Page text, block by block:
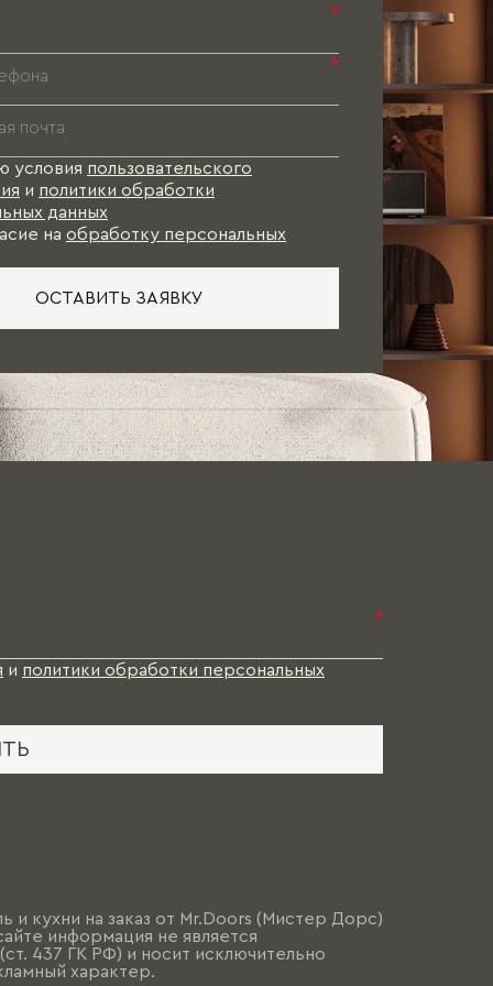
*
*
условия пользовательского
и политики обработки
данных
на обработку персональных
ОСТАВИТЬ ЗАЯВКУ
*
и политики обработки персональных
и кухни на заказ от Mr.Doors (Мистер Дорс)
информация не является
437 ГК РФ) и носит исключительно
характер.